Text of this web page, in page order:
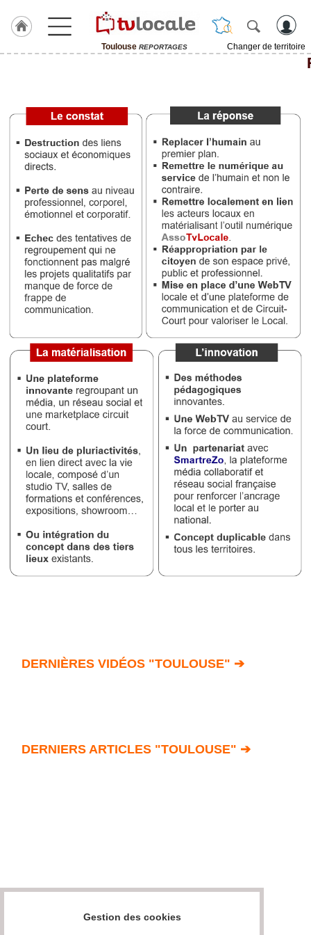
Toulouse REPORTAGES
Changer de territoire
ACCUEIL
Toulouse
TvLocale
France
Accueil
Agenda
Gazette
Vidéos
Médias
du
groupe
Blogs
Prémium
annuaire
Accès
éditeur
DERNIÈRES VIDÉOS "TOULOUSE" ➔
DERNIERS ARTICLES "TOULOUSE" ➔
Gestion des cookies